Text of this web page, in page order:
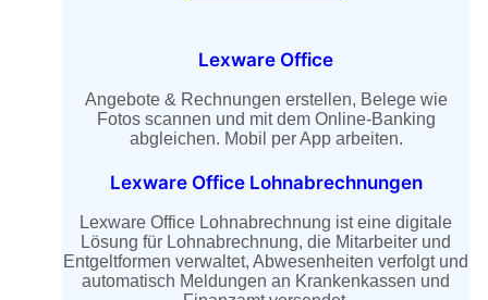
Lexware Office
Angebote & Rechnungen erstellen, Belege wie
Fotos scannen und mit dem Online-Banking
abgleichen. Mobil per App arbeiten.
Lexware Office Lohnabrechnungen
Lexware Office Lohnabrechnung ist eine digitale
Lösung für Lohnabrechnung, die Mitarbeiter und
Entgeltformen verwaltet, Abwesenheiten verfolgt und
automatisch Meldungen an Krankenkassen und